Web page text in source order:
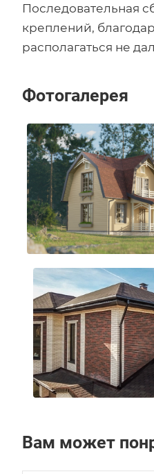
Последовательная
креплений,
располагаться не
Фотогалерея
Вам может